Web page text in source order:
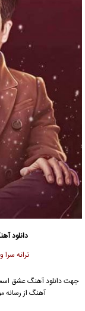
دانلود
ترانه
جهت دانلود آهنگ عشق
آهنگ از رسانه